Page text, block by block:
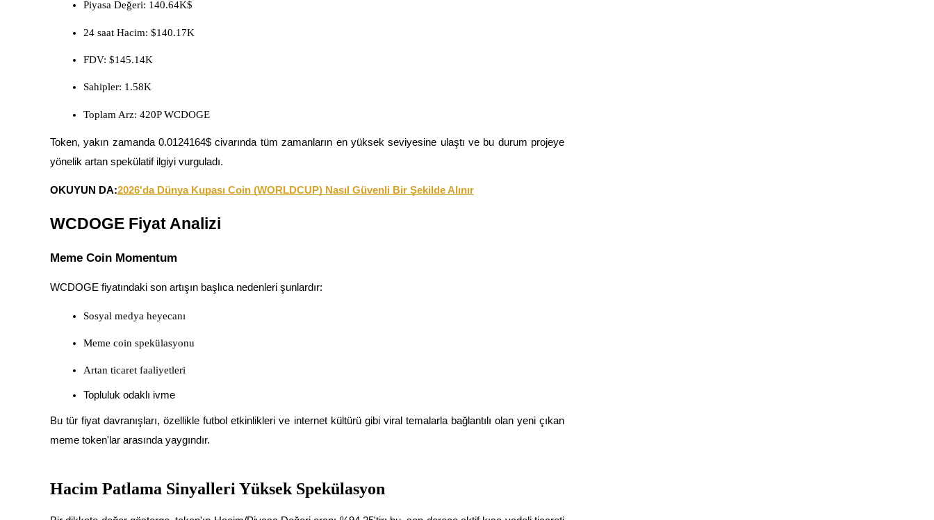
Kopya Tüccarı Olun
Kâr paylaşımı ve kopya ticaret komisyonlarının tadını çıkarın
Vadeli İşlemler Başlangıç Kılavuzu
Piyasa Değeri: 140.64K$
24 saat Hacim: $140.17K
FDV: $145.14K
Sahipler: 1.58K
Toplam Arz: 420P WCDOGE
Token, yakın zamanda 0.0124164$ civarında tüm zamanların en yüksek seviyesine ulaştı ve bu durum projeye
yönelik artan spekülatif ilgiyi vurguladı.
OKUYUN DA:2026'da Dünya Kupası Coin (WORLDCUP) Nasıl Güvenli Bir Şekilde Alınır
WCDOGE Fiyat Analizi
Meme Coin Momentum
WCDOGE fiyatındaki son artışın başlıca nedenleri şunlardır:
Sosyal medya heyecanı
Meme coin spekülasyonu
Artan ticaret faaliyetleri
Topluluk odaklı ivme
Bu tür fiyat davranışları, özellikle futbol etkinlikleri ve internet kültürü gibi viral temalarla bağlantılı olan yeni çıkan
meme token'lar arasında yaygındır.
Hacim Patlama Sinyalleri Yüksek Spekülasyon